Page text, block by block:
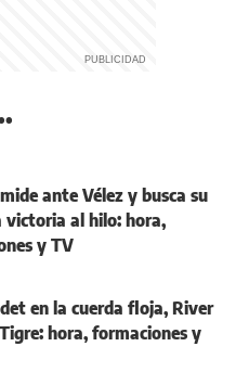
ante Vélez y busca su
victoria al hilo: hora,
y TV
en la cuerda floja, River
hora, formaciones y